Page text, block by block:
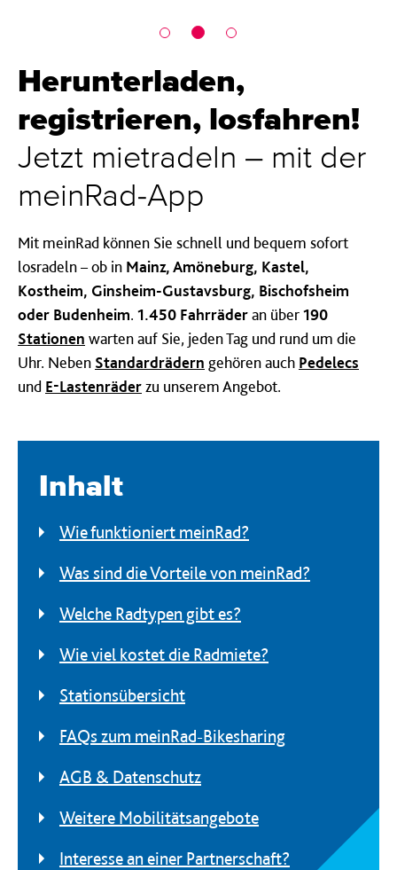
Herunterladen,
registrieren, losfahren!
Jetzt mietradeln – mit der
meinRad-App
Mit meinRad können Sie schnell und bequem sofort
losradeln – ob in Mainz, Amöneburg, Kastel,
Kostheim, Ginsheim-Gustavsburg, Bischofsheim
oder Budenheim. 1.450 Fahrräderan über190
Stationen warten auf Sie, jeden Tag und rund um die
Uhr. Neben Standardrädern gehören auch Pedelecs
und E-Lastenräderzu unserem Angebot.
Inhalt
Wie funktioniert meinRad?
Was sind die Vorteile von meinRad?
Welche Radtypen gibt es?
Wie viel kostet die Radmiete?
Stationsübersicht
FAQs zum meinRad-Bikesharing
AGB & Datenschutz
Weitere Mobilitätsangebote
Interesse an einer Partnerschaft?